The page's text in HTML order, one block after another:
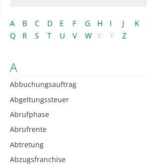
A B C D E F G H I J K
Q
R S T U V W X Y Z
A
Abbuchungsauftrag
Abgeltungssteuer
Abrufphase
Abrufrente
Abtretung
Abzugsfranchise